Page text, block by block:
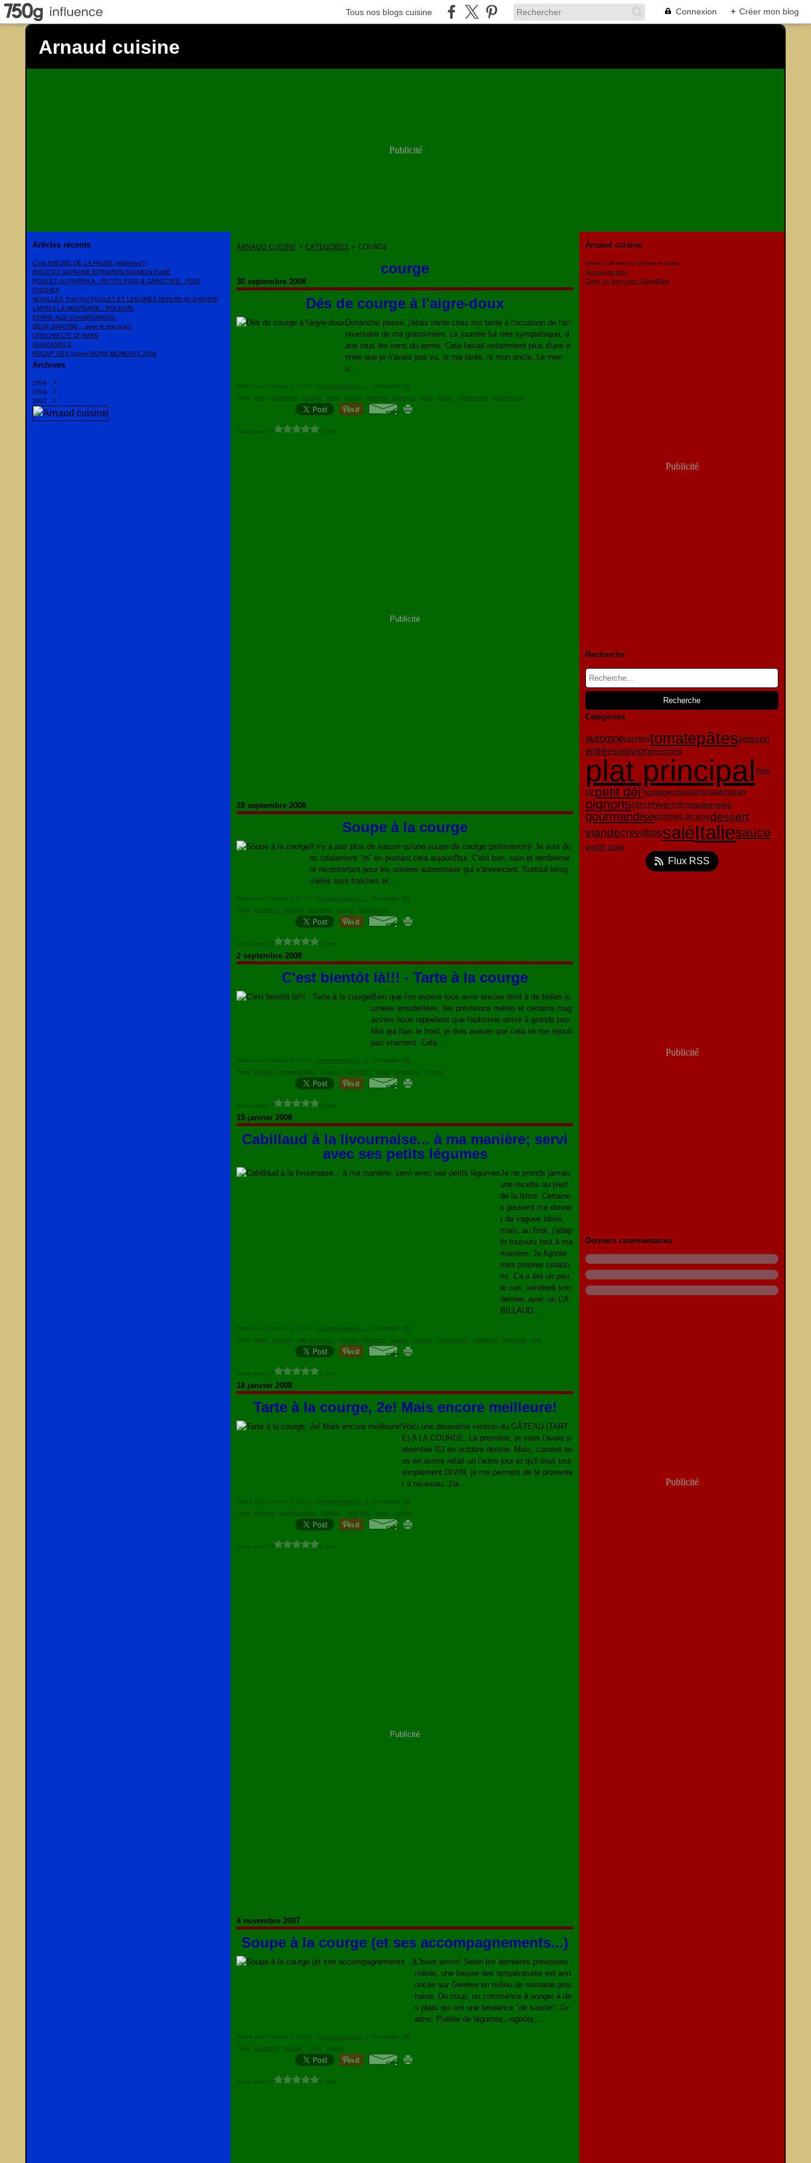
Tous nos blogs cuisine Connexion + Créer mon blog
Arnaud cuisine
Publicité
Articles récents
C'est l'HEURE DE LA PAUSE (définitive?)
RISOTTO SAFRANE EPINARDS/SAUMON FUME
POULET AU PAPRIKA . PETITS POIS & CAROTTES . POIS
CHICHES
NOUILLES THAI AU POULET ET LEGUMES DIVERS (et D'HIVER)
LAPIN A LA MOUTARDE - POLENTA
PENNE AUX CHAMPIGNONS
DEUX GRATINS... pour le prix d'un!
ORECHIETTE DI MARE
GUACAMOLE
RECAP' DES (rares) BONS MOMENTS 2008
Archives
2009
Mars
Février
Janvier(10)
2008
Décembre
Novembre(10)
2007
Décembre(20)
ARNAUD CUISINE > CATEGORIES > COURGE
courge
30 septembre 2008
Dés de courge à l'aigre-doux
Dimanche passé, j'étais invité chez ma tante à l'occasion de l'an
niversaire de ma grand-mère. La journée fut très sympathique, d
ans tous les sens du terme. Cela faisait notamment plus d'une a
nnée que je n'avais pas vu, ni ma tante, ni mon oncle. Le men
u...
Posté par Cherout à 17:14 - Commentaires [ …] - Permalien [#]
Tags: curry, automne courge hiver, apéro entrées oignons salé sucré potimarron aigre-doux
Vous aimez ? 0 vote
Publicité
28 septembre 2008
Soupe à la courge
Il n'y a pas plus de saison qu'une soupe de courge (potimarron)! Je suis do
nc totalement "in" en postant cela aujourd'hui. C'est bon, sain et terribleme
nt réconfortant pour les soirées automnales qui s'annoncent. Surtout lorsq
u'elles sont fraîches et,...
Posté par Cherout à 11:40 - Commentaires [ …] - Permalien [#]
Tags: automne courge marrons soupe potimarron
Vous aimez ? 0 vote
2 septembre 2008
C'est bientôt là!!! - Tarte à la courge
Bien que l'on espère tous avoir encore droit à de belles jo
urnées ensoleillées, les prévisions météo et certains mag
azines nous rappellent que l'automne arrive à grands pas.
Moi qui hais le froid, je dois avouer que cela ne me réjouit
pas vraiment. Cela...
Posté par Cherout à 15:25 - Commentaires [ …] - Permalien [#]
Tags: dessert gourmandise gâteau petit déj' ,tarte automne courge
Vous aimez ? 0 vote
19 janvier 2008
Cabillaud à la livournaise... à ma manière; servi
avec ses petits légumes
Je ne prends jamais
une recette au pied
de la lettre. Certaine
s peuvent me donne
r de vagues idées,
mais, au final, j'adap
te toujours tout à ma
manière. Je fignole
mes propres créatio
ns. Ca a été un peu
le cas, vendredi soir
dernier, avec un CA
BILLAUD...
Posté par Cherout à 21:46 - Commentaires [ …] - Permalien [#]
Tags: Italie ,tomate plat principal poivron poisson sauce courge courgettes cabillaud oignons rave
Vous aimez ? 0 vote
18 janvier 2008
Tarte à la courge, 2e! Mais encore meilleure!
Voici une deuxième version du GÂTEAU (TART
E) A LA COURGE. La première, je vous l'avais p
résentée ICI en octobre dernier. Mais, comme no
us en avons refait un l'autre jour et qu'il était tout
simplement DIVIN, je me permets de le présente
r à nouveau. J'ai...
Posté par Cherout à 18:42 - Commentaires [ …] - Permalien [#]
Tags: dessert gourmandise gâteau petit déj' ,tarte courge
Vous aimez ? 0 vote
Publicité
4 novembre 2007
Soupe à la courge (et ses accompagnements...)
L'hiver arrive! Selon les dernières prévisions
météo, une baisse des températures est ann
oncée sur Genève en milieu de semaine proc
haine. Du coup, on commence à songer à de
s plats qui ont une tendance "de saison". Gr
atins, Poêlée de légumes, ragoûts,...
Posté par Cherout à 16:04 - Commentaires [ …] - Permalien [#]
Tags: automne courge hiver, soupe
Vous aimez ? 0 vote
Arnaud cuisine
Idées culinaires et petites recettes
Accueil du blog
Créer un blog avec CanalBlog
Publicité
Recherche
Catégories
automnecarottestomatepâtespoisson
entréespoivronpecorino
plat principal Asie
rizpetit déj'boeufoeufssaumonparmesan
oignonscitronhivercrèmeaubergine
gourmandisepommes de terredessert
viandecrevettessaléItaliesauce
petits pois
Flux RSS
Publicité
Derniers commentaires
Publicité